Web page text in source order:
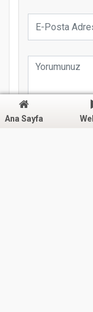
Ana Sayfa